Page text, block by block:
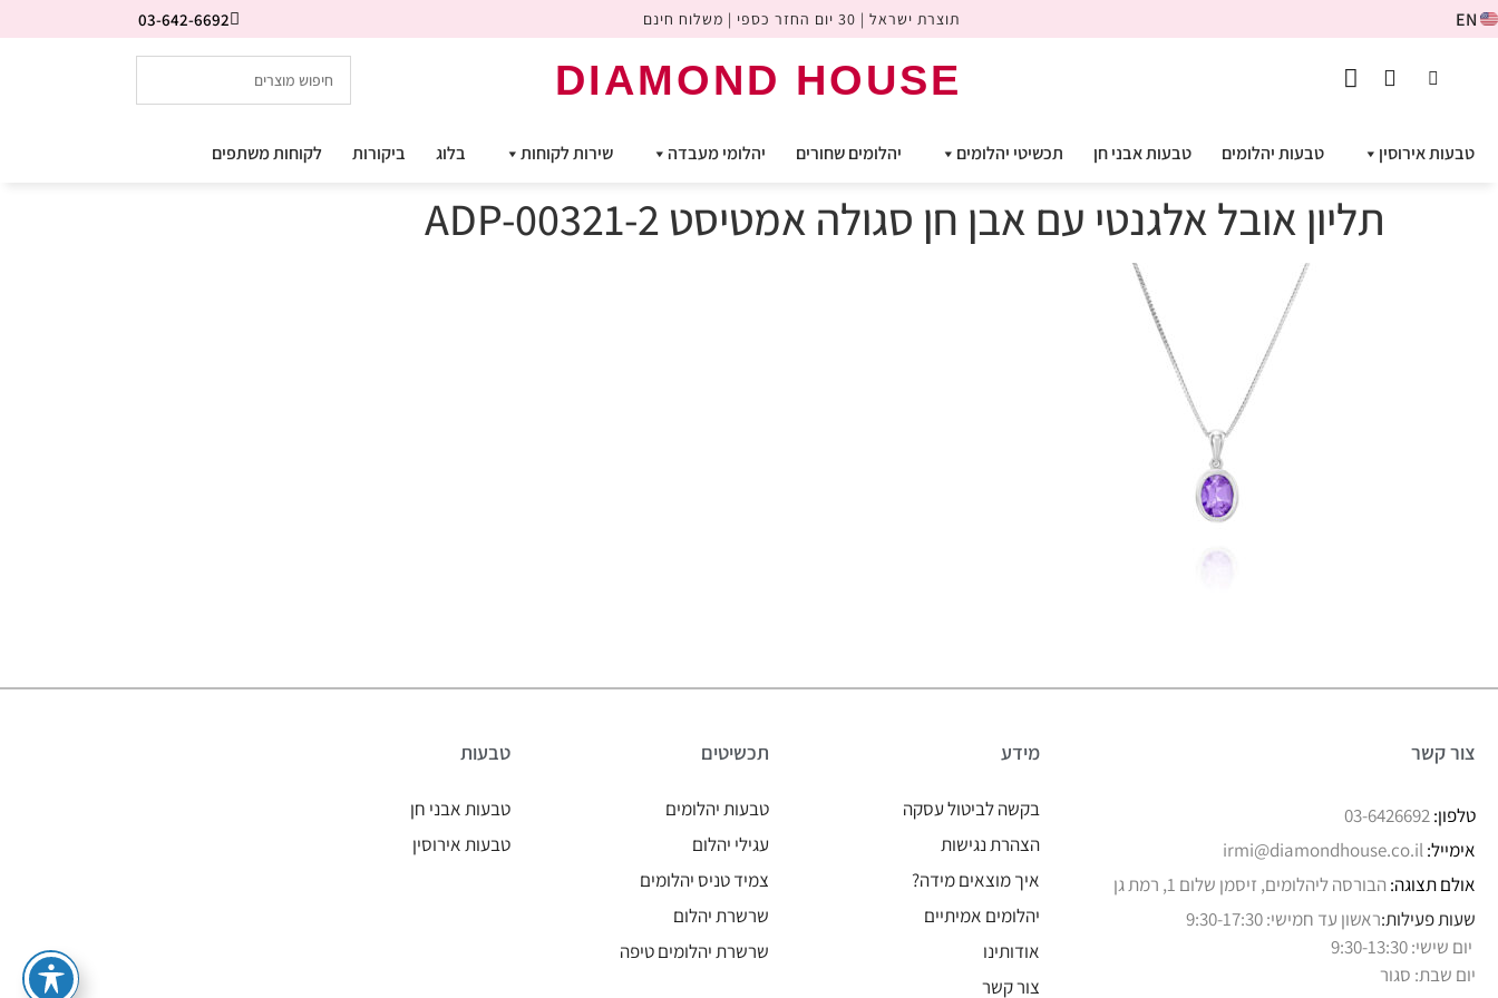
EN תוצרת ישראל | 30 יום החזר כספי | משלוח חינם 03-642-6692
DIAMOND HOUSE
טבעות אירוסין טבעות יהלומים טבעות אבני חן תכשיטי יהלומים יהלומים שחורים יהלומי מעבדה שירות לקוחות בלוג ביקורות לקוחות משתפים
תליון אובל אלגנטי עם אבן חן סגולה אמטיסט ADP-00321-2
צור קשר
טלפון:03-6426692
אימייל:irmi@diamondhouse.co.il
אולם תצוגה: הבורסה ליהלומים, זיסמן שלום 1, רמת גן
שעות פעילות:ראשון עד חמישי: 9:30-17:30
יום שישי: 9:30-13:30
יום שבת: סגור
מידע
בקשה לביטול עסקה
הצהרת נגישות
איך מוצאים מידה?
יהלומים אמיתיים
אודותינו
צור קשר
תכשיטים
טבעות יהלומים
עגילי יהלום
צמיד טניס יהלומים
שרשרת יהלום
שרשרת יהלומים טיפה
טבעות
טבעות אבני חן
טבעות אירוסין